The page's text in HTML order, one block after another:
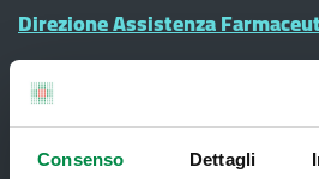
Consenso Dettagli
Direzione Assistenza
Finanziamenti
Lauree Professioni Sanitarie
Medici e Pediatri di Famiglia